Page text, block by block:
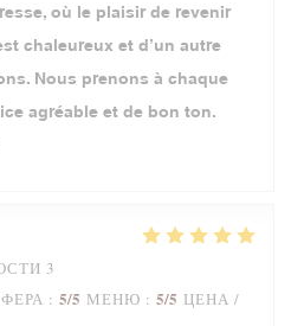
où le plaisir de revenir
chaleureux et d’un autre
Nous prenons à chaque
agréable et de bon ton.
3
: 5/5 МЕНЮ : 5/5 ЦЕНА /